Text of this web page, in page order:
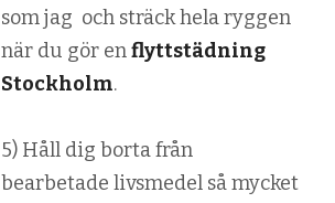
som jag och sträck hela ryggen
när du gör enflyttstädning
Stockholm.
5) Håll dig borta från
bearbetade livsmedel så mycket